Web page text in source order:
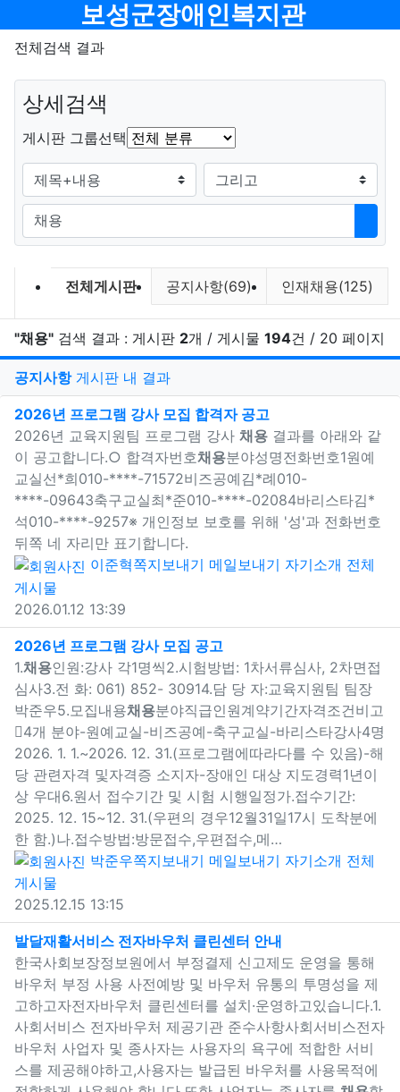
보성군장애인복지관
전체검색 결과
상세검색
그룹
게시판 그룹선택
검색조건
검색방법
검색어
검
검색 게시판 목록
전체게시판 공지사항(69) 인재채용(125)
"채용" 검색 결과 : 게시판 2개 / 게시물 194건 / 20 페이지
공지사항게시판 내 결과
2026년 프로그램 강사 모집 합격자 공고
2026년 교육지원팀 프로그램 강사 채용 결과를 아래와 같
이 공고합니다.○ 합격자번호채용분야성명전화번호1원예
교실선*희010-****-71572비즈공예김*례010-
****-09643축구교실최*준010-****-02084바리스타김*
석010-****-9257※ 개인정보 보호를 위해 '성'과 전화번호
뒤쪽 네 자리만 표기합니다.
이준혁쪽지보내기 메일보내기 자기소개 전체
게시물
2026.01.12 13:39
2026년 프로그램 강사 모집 공고
1.채용인원:강사 각1명씩2.시험방법: 1차서류심사, 2차면접
심사3.전 화: 061) 852- 30914.담 당 자:교육지원팀 팀장
박준우5.모집내용채용분야직급인원계약기간자격조건비고
4개 분야-원예교실-비즈공예-축구교실-바리스타강사4명
2026. 1. 1.~2026. 12. 31.(프로그램에따라다를 수 있음)-해
당 관련자격 및자격증 소지자-장애인 대상 지도경력1년이
상 우대6.원서 접수기간 및 시험 시행일정가.접수기간:
2025. 12. 15~12. 31.(우편의 경우12월31일17시 도착분에
한 함.)나.접수방법:방문접수,우편접수,메…
박준우쪽지보내기 메일보내기 자기소개 전체
게시물
2025.12.15 13:15
발달재활서비스 전자바우처 클린센터 안내
한국사회보장정보원에서 부정결제 신고제도 운영을 통해
바우처 부정 사용 사전예방 및 바우처 유통의 투명성을 제
고하고자전자바우처 클린센터를 설치·운영하고있습니다.​1.
사회서비스 전자바우처 제공기관 준수사항사회서비스전자
바우처 사업자 및 종사자는 사용자의 욕구에 적합한 서비
스를 제공해야하고,사용자는 발급된 바우처를 사용목적에